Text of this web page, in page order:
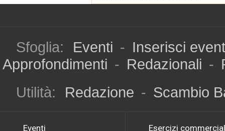
Sfoglia: Eventi - Inserisci
Approfondimenti - Redazionali -
Utilità:
Redazione - Scambio
Eventi Esercizi